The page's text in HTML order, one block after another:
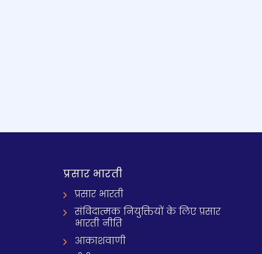
प्रसार भारती
प्रसार भारती
संविदात्मक नियुक्तियों के लिए प्रसार
भारती नीति
आकाशवाणी